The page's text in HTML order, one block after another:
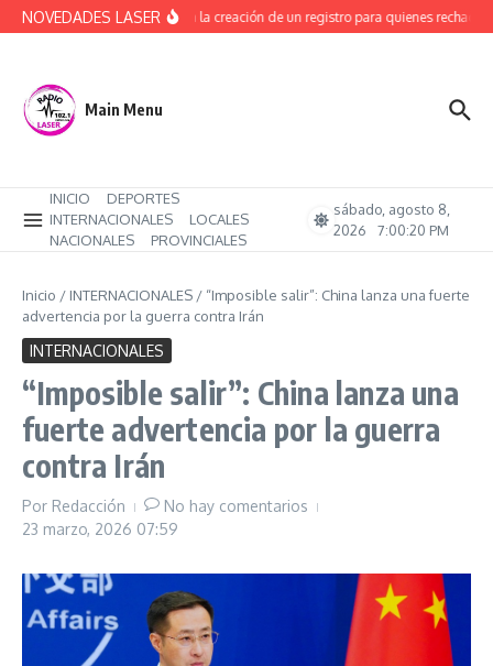
Saltar al contenido
NOVEDADES LASERAvanza la creación de un registro para quienes rechacen
Main Menu
INICIO
DEPORTES
INTERNACIONALES
LOCALES
NACIONALES
PROVINCIALES
sábado, agosto 8,
2026
7:00:21 PM
Inicio / INTERNACIONALES / “Imposible salir”: China lanza una fuerte
advertencia por la guerra contra Irán
INTERNACIONALES
“Imposible salir”: China lanza una
fuerte advertencia por la guerra
contra Irán
Por Redacción
No hay comentarios
23 marzo, 2026 07:59